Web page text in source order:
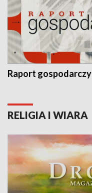
Raport gospodarczy
RELIGIA I WIARA